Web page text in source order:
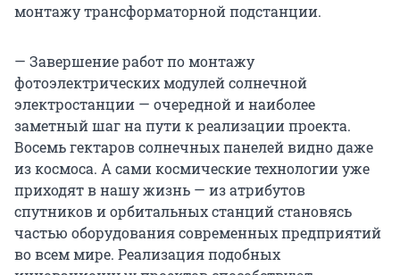
монтажу трансформаторной подстанции.
— Завершение работ по монтажу
фотоэлектрических модулей солнечной
электростанции — очередной и наиболее
заметный шаг на пути к реализации проекта.
Восемь гектаров солнечных панелей видно даже
из космоса. А сами космические технологии уже
приходят в нашу жизнь — из атрибутов
спутников и орбитальных станций становясь
частью оборудования современных предприятий
во всем мире. Реализация подобных